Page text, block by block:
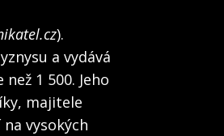
).
a vydává
1 500. Jeho
majitele
vysokých